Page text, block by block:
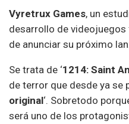
Vyretrux Games, un
desarrollo de videojuegos
de anunciar su próximo
Se trata de ‘1214: Saint
de terror que desde ya se
original‘. Sobretodo
será uno de los